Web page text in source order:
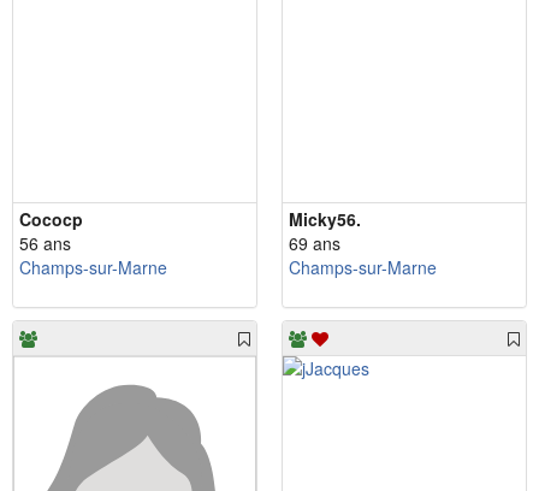
Cococp
56 ans
Champs-sur-Marne
Micky56.
69 ans
Champs-sur-Marne